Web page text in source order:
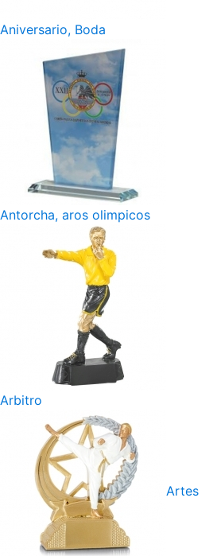
Aniversario, Boda
Antorcha, aros olimpicos
Arbitro
Artes